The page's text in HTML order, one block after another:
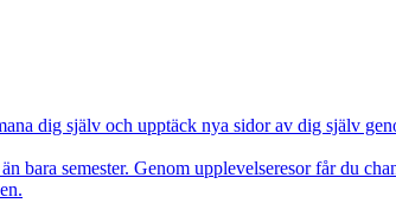
dig själv och upptäck nya sidor av dig själv
bara semester. Genom upplevelseresor får du